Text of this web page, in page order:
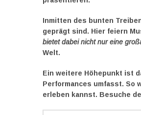
Inmitten des bunten
geprägt sind. Hier feiern
bietet dabei nicht nur eine
Welt.
Ein weitere Höhepunkt ist
Performances umfasst. So
erleben kannst. Besuche